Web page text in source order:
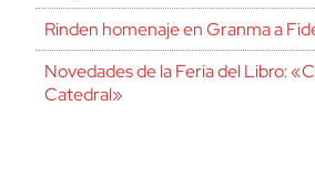
Rinden homenaje en Granma a
Novedades de la Feria del Libro:
Catedral»